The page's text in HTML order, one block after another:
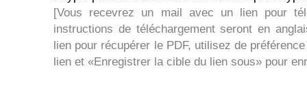
[Vous recevrez un mail avec un lien pour
instructions de téléchargement seront en
lien pour récupérer le PDF, utilisez de
lien et «Enregistrer la cible du lien sous» pour